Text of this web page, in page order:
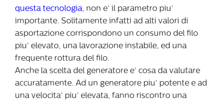
questa tecnologia, non e’ il parametro piu’
importante. Solitamente infatti ad alti valori di
asportazione corrispondono un consumo del filo
piu’ elevato, una lavorazione instabile, ed una
frequente rottura del filo.
Anche la scelta del generatore e’ cosa da valutare
accuratamente. Ad un generatore piu’ potente e ad
una velocita’ piu’ elevata, fanno riscontro una